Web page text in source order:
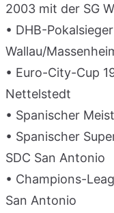
2003 mit der SG
• DHB-
Wallau/
• Euro-City-Cup
Nettelstedt
• Spanischer
• Spanischer
SDC San Antonio
• Champions-
San Antonio